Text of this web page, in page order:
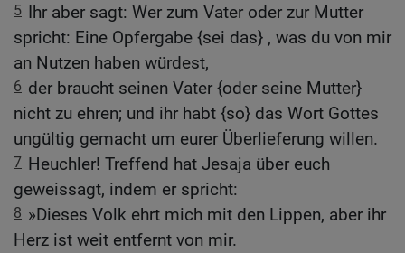
5 Ihr aber sagt: Wer zum Vater oder zur Mutter
spricht: Eine Opfergabe {sei das} , was du von mir
an Nutzen haben würdest,
6 der braucht seinen Vater {oder seine Mutter}
nicht zu ehren; und ihr habt {so} das Wort Gottes
ungültig gemacht um eurer Überlieferung willen.
7 Heuchler! Treffend hat Jesaja über euch
geweissagt, indem er spricht:
8 »Dieses Volk ehrt mich mit den Lippen, aber ihr
Herz ist weit entfernt von mir.